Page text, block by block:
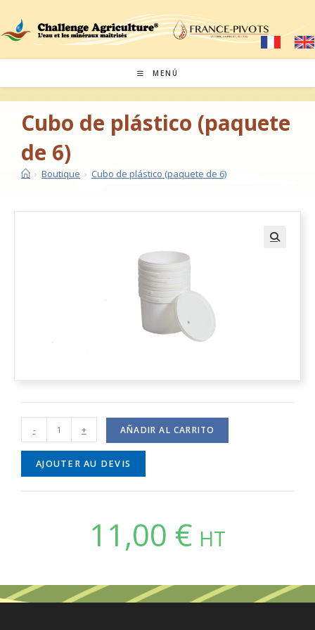
MENÚ
Cubo de plástico (paquete
de 6)
› Boutique › Cubo de plástico (paquete de 6)
- + AÑADIR AL CARRITO
AJOUTER AU DEVIS
11,00 € HT